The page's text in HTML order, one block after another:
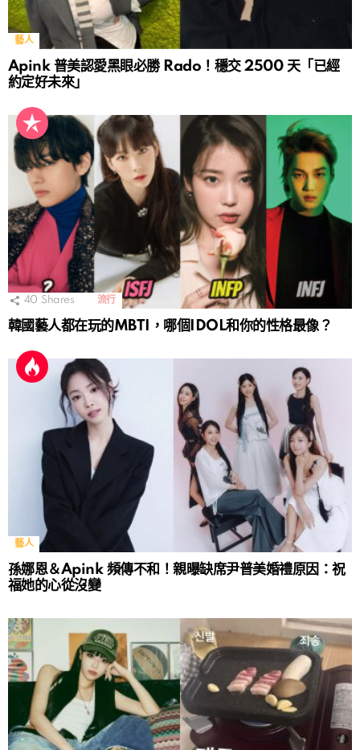
藝人
Apink 普美認愛黑眼必勝 Rado！穩交 2500 天「已經
約定好未來」
40 Shares 流行
韓國藝人都在玩的MBTI，哪個IDOL和你的性格最像？
藝人
孫娜恩＆Apink 頻傳不和！親曝缺席尹普美婚禮原因：祝
福她的心從沒變